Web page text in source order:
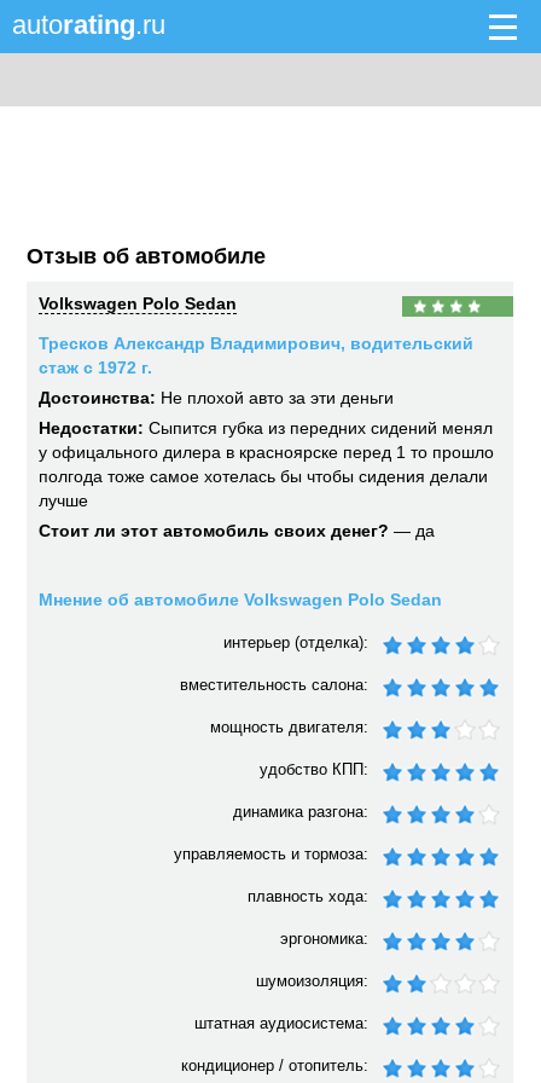
autorating.ru
Отзыв об автомобиле
Volkswagen Polo Sedan
Тресков Александр Владимирович, водительский
стаж с 1972 г.
Достоинства: Не плохой авто за эти деньги
Недостатки: Сыпится губка из передних сидений менял
у офицального дилера в красноярске перед 1 то прошло
полгода тоже самое хотелась бы чтобы сидения делали
лучше
Стоит ли этот автомобиль своих денег? — да
Мнение об автомобиле Volkswagen Polo Sedan
интерьер (отделка):
вместительность салона:
мощность двигателя:
удобство КПП:
динамика разгона:
управляемость и тормоза:
плавность хода:
эргономика:
шумоизоляция:
штатная аудиосистема:
кондиционер / отопитель: